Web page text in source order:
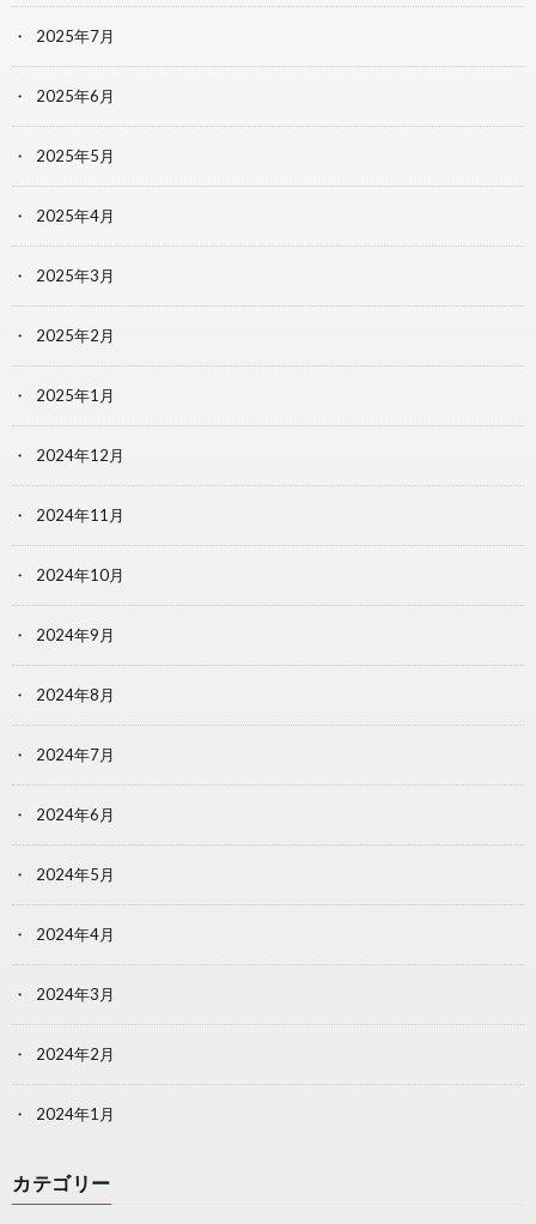
2025年7月
2025年6月
2025年5月
2025年4月
2025年3月
2025年2月
2025年1月
2024年12月
2024年11月
2024年10月
2024年9月
2024年8月
2024年7月
2024年6月
2024年5月
2024年4月
2024年3月
2024年2月
2024年1月
カテゴリー